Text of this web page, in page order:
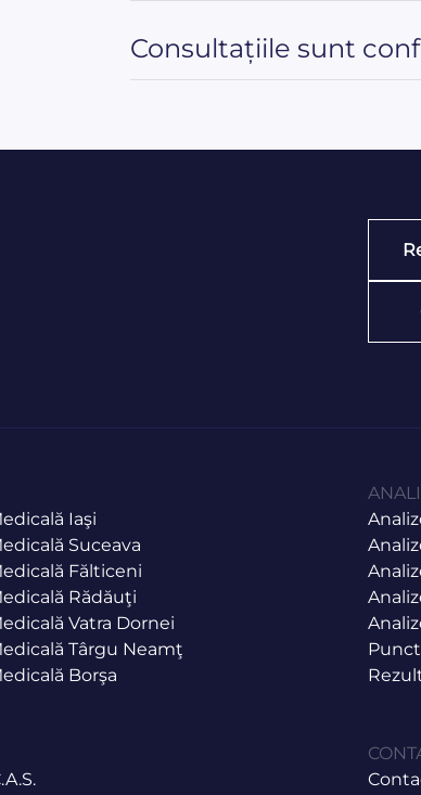
Consultațiile sunt
Iaşi
Suceava
Fălticeni
Rădăuţi
Vatra Dornei
Târgu Neamţ
Borşa